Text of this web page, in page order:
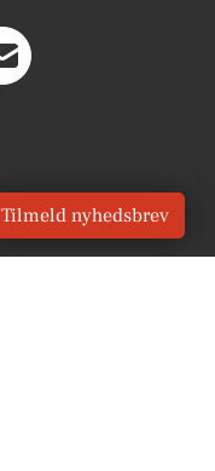
Tilmeld nyhedsbrev